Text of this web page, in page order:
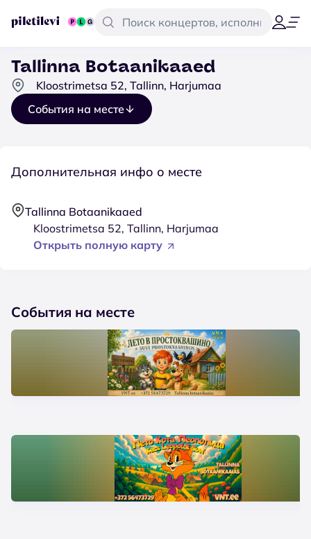
Tallinna Botaanikaaed
Kloostrimetsa 52, Tallinn, Harjumaa
События на месте
Дополнительная инфо о месте
Tallinna Botaanikaaed
Kloostrimetsa 52, Tallinn, Harjumaa
Открыть полную карту
События на месте